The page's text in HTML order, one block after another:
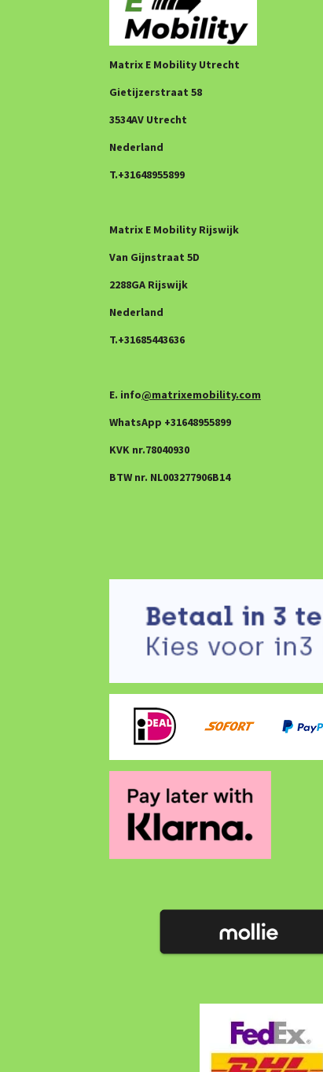
Matrix E Mobility Utrecht
Gietijzerstraat 58
3534AV Utrecht
Nederland
T.+31648955899
Matrix E Mobility Rijswijk
Van Gijnstraat 5D
2288GA Rijswijk
Nederland
T.+31685443636
E. info@matrixemobility.com
WhatsApp +31648955899
KVK nr.78040930
BTW nr. NL003277906B14